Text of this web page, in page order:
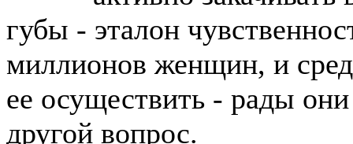
губы - эталон
миллионов женщин, и
ее осуществить - рады
другой вопрос.